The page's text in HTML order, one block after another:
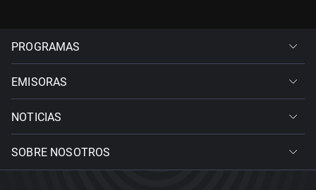
PROGRAMAS
EMISORAS
NOTICIAS
SOBRE NOSOTROS